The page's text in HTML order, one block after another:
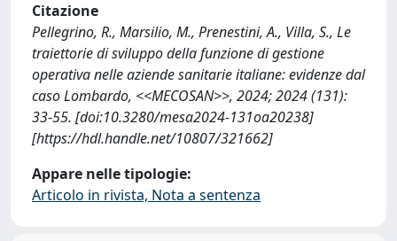
Citazione
Pellegrino, R., Marsilio, M., Prenestini, A., Villa, S., Le
traiettorie di sviluppo della funzione di gestione
operativa nelle aziende sanitarie italiane: evidenze dal
caso Lombardo, <<MECOSAN>>, 2024; 2024 (131):
33-55. [doi:10.3280/mesa2024-131oa20238]
[https://hdl.handle.net/10807/321662]
Appare nelle tipologie:
Articolo in rivista, Nota a sentenza